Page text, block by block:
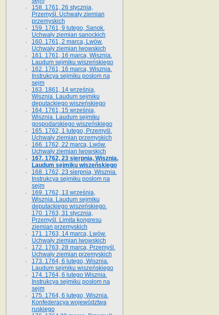
158. 1761, 26 stycznia,
Przemyśl. Uchwały ziemian
przemyskich
159. 1761, 9 lutego, Sanok.
Uchwały ziemian sanockich
160. 1761, 2 marca, Lwów.
Uchwały ziemian lwowskich
161. 1761, 16 marca, Wisznia.
Laudum sejmiku wiszeńskiego
162. 1761, 16 marca, Wisznia.
Instrukcya sejmiku posłom na
sejm
163. 1861, 14 września,
Wisznia. Laudum sejmiku
deputackiego wiszeńskiego
164. 1761, 15 września,
Wisznia. Laudum sejmiku
gospodarskiego wiszeńskiego
165. 1762, 1 lutego, Przemyśl.
Uchwały ziemian przemyskich
166. 1762, 22 marca, Lwów.
Uchwały ziemian lwowskich
167. 1762, 23 sierpnia, Wisznia.
Laudum sejmiku wiszeńskiego
168. 1762, 23 sierpnia, Wisznia.
Instrukcya sejmiku posłom na
sejm
169. 1762, 13 września,
Wisznia. Laudum sejmiku
deputackiego wiszeńskiego.
170. 1763, 31 stycznia,
Przemyśl. Limita kongresu
ziemian przemyskich
171. 1763, 14 marca, Lwów.
Uchwały ziemian lwowskich
172. 1763, 28 marca, Przemyśl.
Uchwały ziemian przemyskich
173. 1764, 6 lutego, Wisznia.
Laudum sejmiku wiszeńskiego
174. 1764, 6 lutego Wisznia.
Instrukcya sejmiku posłom na
sejm
175. 1764, 6 lutego, Wisznia.
Konfederacya województwa
ruskiego